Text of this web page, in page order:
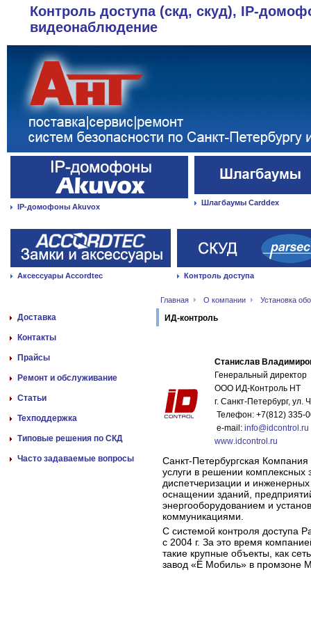
Контроль доступа (скд, скуд), IP-
видеонаблюдение
IP-домофоны Akuvox Шлагбаумы Carddex
Аксессуары Accordtec Контроль доступа
Главная О компании Установка
Доставка
Контакты
Прайсы
Ремонт и обслуживание
Статьи
Техподдержка
Типовые решения по СКД
Часто задаваемые вопросы
ИД-контроль
Станислав
Генеральный директор
ООО ИД-Контроль НТ
г. Санкт-Петербург, ул.
Телефон: +7(812) 335-
e-mail : info@idcontrol .ru
www.idcontrol .ru
Санкт-Петербургская
услуги в решении комплексных
диспетчеризации и
оснащении зданий,
энергооборудованием и
коммуникациями.
С системой контроля доступа
с 2004 г. За это время
такие крупные объекты, как
завод «Ё Мобиль» в промзоне